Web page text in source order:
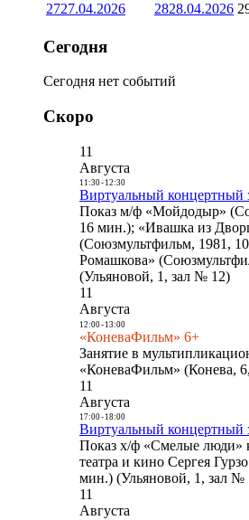
2727.04.2026 2828.04.2026
Сегодня
Сегодня нет событий
Скоро
11
Августа
11:30- 12:30
Виртуальный концертный
Показ м/ф «Мойдодыр»
16 мин.); «Ивашка из
(Союзмультфильм, 1981,
Ромашкова»
(Ульяновой, 1, зал № 12)
11
Августа
12:00- 13:00
«КоневаФильм» 6+
Занятие в
«КоневаФильм» (Конева,
11
Августа
17:00- 18:00
Виртуальный концертный
Показ х/ф «Смелые люди»
театра и кино Сергея
мин.) (Ульяновой, 1, зал №
11
Августа